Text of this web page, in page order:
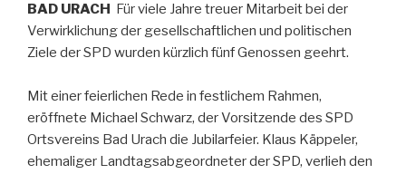
BAD URACH Für viele Jahre treuer Mitarbeit bei der
Verwirklichung der gesellschaftlichen und politischen
Ziele der SPD wurden kürzlich fünf Genossen geehrt.
Mit einer feierlichen Rede in festlichem Rahmen,
eröffnete Michael Schwarz, der Vorsitzende des SPD
Ortsvereins Bad Urach die Jubilarfeier. Klaus Käppeler,
ehemaliger Landtagsabgeordneter der SPD, verlieh den